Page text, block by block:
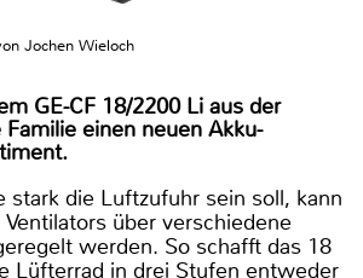
Jochen Wieloch
GE-CF 18/2200 Li aus der
Familie einen neuen Akku-
stark die Luftzufuhr sein soll, kann
über verschiedene
werden. So schafft das 18
Lüfterrad in drei Stufen entweder